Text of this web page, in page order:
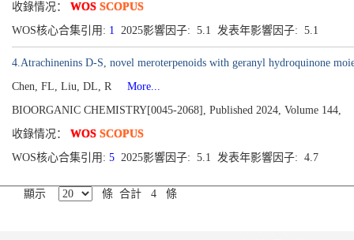
收錄情况： WOS SCOPUS
WOS核心合集引用: 1 2025影響因子: 5.1 发表年影響因子: 5.1
4.Atrachinenins D-S, novel meroterpenoids with geranyl hydroquinone
Chen, FL, Liu, DL, R
More...
BIOORGANIC CHEMISTRY[0045-2068], Published 2024, Volume 144,
收錄情况： WOS SCOPUS
WOS核心合集引用: 5 2025影響因子: 5.1 发表年影響因子: 4.7
顯示 條 合計 4 條